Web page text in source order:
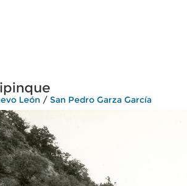
León / San Pedro Garza García